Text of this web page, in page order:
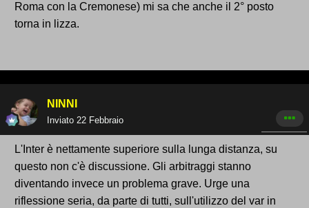
Roma con la Cremonese) mi sa che anche il 2° posto
torna in lizza.
NINNI
Inviato 22 Febbraio
L'Inter è nettamente superiore sulla lunga distanza, su
questo non c'è discussione. Gli arbitraggi stanno
diventando invece un problema grave. Urge una
riflessione seria, da parte di tutti, sull'utilizzo del var in